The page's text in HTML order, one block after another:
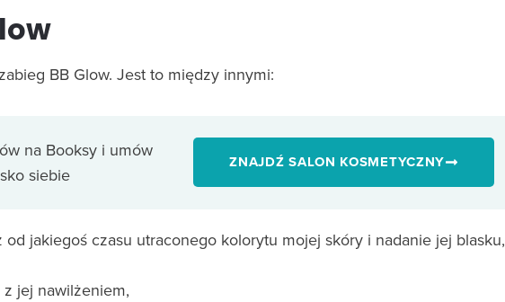
BB Glow. Jest to między innymi:
na Booksy i umów
siebie
ZNAJDŹ SALON KOSMETYCZNY
jakiegoś czasu utraconego kolorytu mojej skóry i nadanie jej blasku,
jej nawilżeniem,